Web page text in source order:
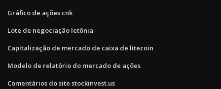
Gráfico de ações cnk
Lote de negociação letônia
Capitalização de mercado de caixa de litecoin
Modelo de relatório do mercado de ações
Comentários do site stockinvest.us